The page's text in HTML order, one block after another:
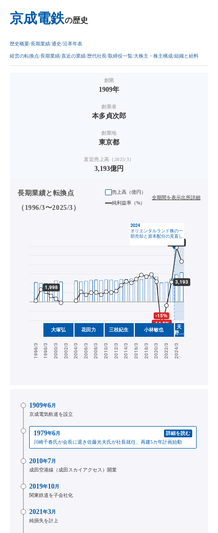
京成電鉄の歴史
歴史概要 長期業績 通史 沿革年表
経営の転換点 長期業績 直近の業績 歴代社長 取締役一覧 大株主・株主構成 組織と給料
創業
1909年
創業者
本多貞次郎
創業地
東京都
直近売上高（2025/3）
3,193億円
長期業績と転換点
（1996/3〜2025/3）
売上高（億円）
純利益率（%）
全期間を表示出所詳細
1909年6月
京成電気軌道を設立
1979年6月
詳細を読む
川崎千春氏が会長に退き佐藤光夫氏が社長就任、再建5カ年計画始動
2010年7月
成田空港線（成田スカイアクセス）開業
2019年10月
関東鉄道を子会社化
2021年3月
純損失を計上